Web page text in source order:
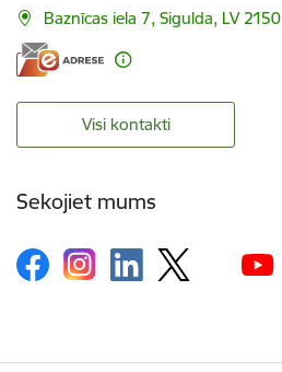
Baznīcas iela 7, Sigulda, LV 2150
Visi kontakti
Sekojiet mums